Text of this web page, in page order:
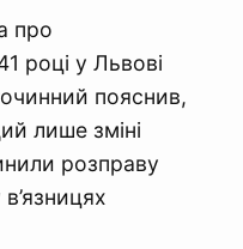
про
році у Львові
пояснив,
лише зміні
розправу